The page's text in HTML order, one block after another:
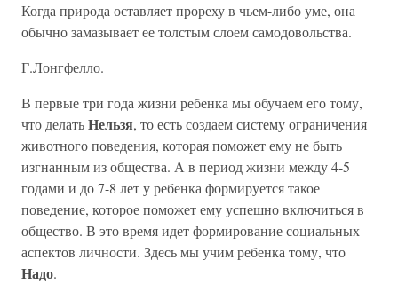
Когда природа оставляет прореху в чьем-либо уме, она
обычно замазывает ее толстым слоем самодовольства.
Г.Лонгфелло.
В первые три года жизни ребенка мы обучаем его тому,
что делатьНельзя, то есть создаем систему ограничения
животного поведения, которая поможет ему не быть
изгнанным из общества. А в период жизни между 4-5
годами и до 7-8 лет у ребенка формируется такое
поведение, которое поможет ему успешно включиться в
общество. В это время идет формирование социальных
аспектов личности. Здесь мы учим ребенка тому, что
Надо.